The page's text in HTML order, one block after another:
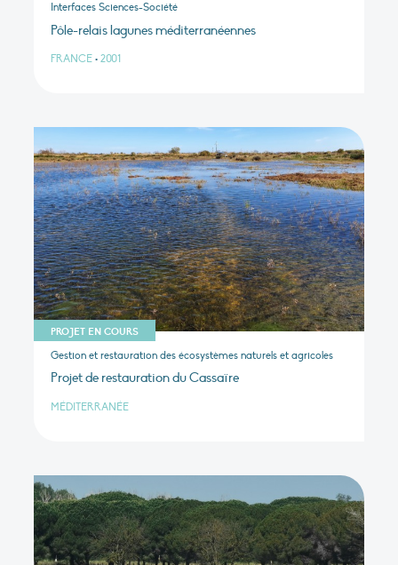
Interfaces Sciences-Société
Pôle-relais lagunes méditerranéennes
FRANCE • 2001
PROJET EN COURS
Gestion et restauration des écosystèmes naturels et agricoles
Projet de restauration du Cassaïre
MÉDITERRANÉE